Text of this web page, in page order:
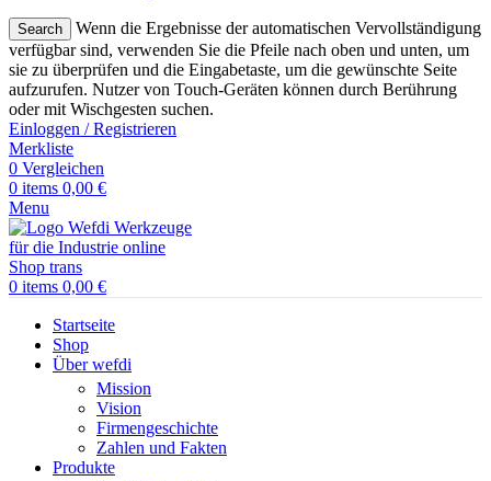
Search
Wenn die Ergebnisse der automatischen Vervollständigung
verfügbar sind, verwenden Sie die Pfeile nach oben und unten, um
sie zu überprüfen und die Eingabetaste, um die gewünschte Seite
aufzurufen. Nutzer von Touch-Geräten können durch Berührung
oder mit Wischgesten suchen.
Einloggen / Registrieren
Merkliste
0 Vergleichen
0 items 0,00 €
Menu
0 items 0,00 €
Startseite
Shop
Über wefdi
Mission
Vision
Firmengeschichte
Zahlen und Fakten
Produkte